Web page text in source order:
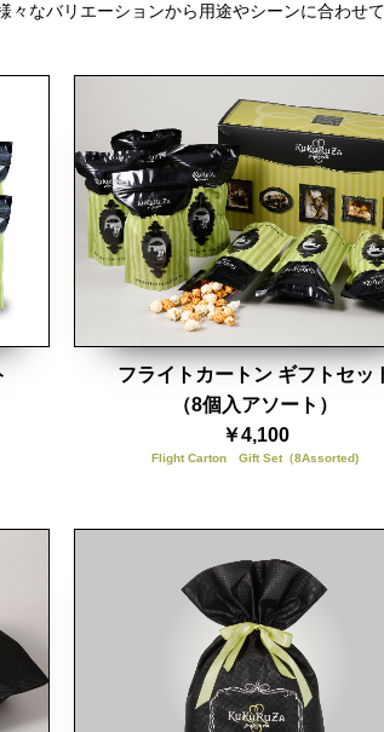
々なバリエーションから用途やシーンに合わせ
Flight Carton Gift Set（8Assorted)
フライトカートン ギフトセッ
（8個入アソート）
￥4,100